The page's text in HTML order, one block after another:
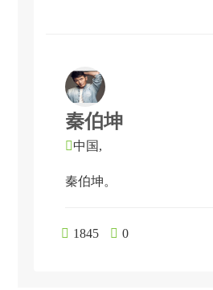
秦伯坤
中国,
秦伯坤。
 1845  0